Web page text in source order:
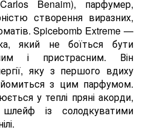
Benaim), парфумер,
створення виразних,
Spicebomb Extreme —
який не боїться бути
і пристрасним. Він
яку з першого вдиху
з цим парфумом.
у теплі пряні акорди,
із солодкуватими